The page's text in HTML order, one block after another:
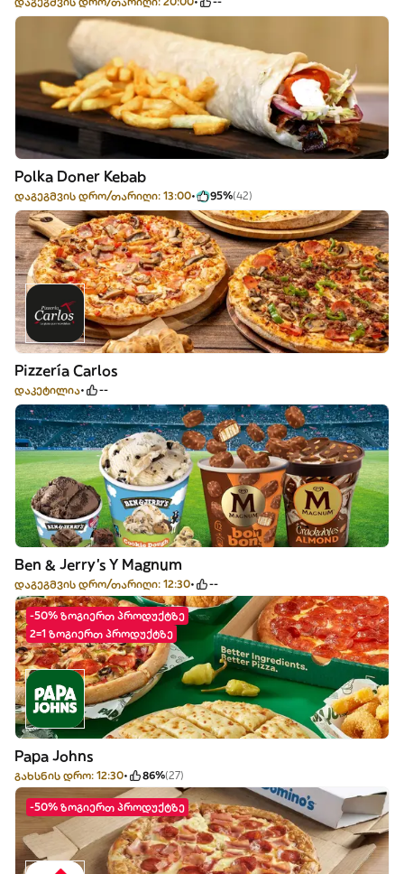
Polka Doner Kebab
დაგეგმვის დრო/თარიღი: 13:00 95%(42)
Pizzería Carlos
დაკეტილია --
Ben & Jerry's Y Magnum
დაგეგმვის დრო/თარიღი: 12:30 --
-50% ზოგიერთ პროდუქტზე
2=1 ზოგიერთ პროდუქტზე
Papa Johns
გახსნის დრო: 12:30 86%(27)
-50% ზოგიერთ პროდუქტზე